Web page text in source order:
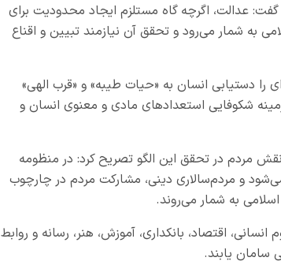
عدالت، اگرچه گاه مستلزم ایجاد محدودیت برای
به شمار می‌رود و تحقق آن نیازمند تبیین و اقناع
دستیابی انسان به «حیات طیبه» و «قرب الهی»
شکوفایی استعدادهای مادی و معنوی انسان و
مردم در تحقق این الگو تصریح کرد: در منظومه
و مردم‌سالاری دینی، مشارکت مردم در چارچوب
به شمار می‌روند.
اقتصاد، بانکداری، آموزش، هنر، رسانه و روابط
سامان یابند.